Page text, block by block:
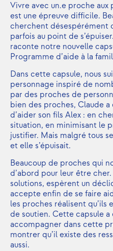
Vivre avec un.e proche
est une épreuve difficile.
cherchent désespérément
parfois au point de
raconte notre nouvelle
Programme d’aide à la
Dans cette capsule, nous
personnage inspiré de
par des proches de
bien des proches, Claude a
d’aider son fils Alex : en
situation, en minimisant le
justifier. Mais malgré tous
et elle s’épuisait.
Beaucoup de proches qui
d’abord pour leur être
solutions, espèrent un
accepte enfin de se faire
les proches réalisent qu’ils
de soutien. Cette capsule a
accompagner dans cette
montrer qu’il existe des
aussi.